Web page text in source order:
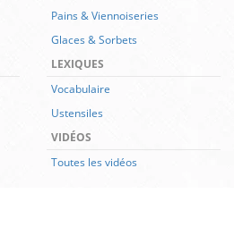
Pains & Viennoiseries
Glaces & Sorbets
LEXIQUES
Vocabulaire
Ustensiles
VIDÉOS
Toutes les vidéos